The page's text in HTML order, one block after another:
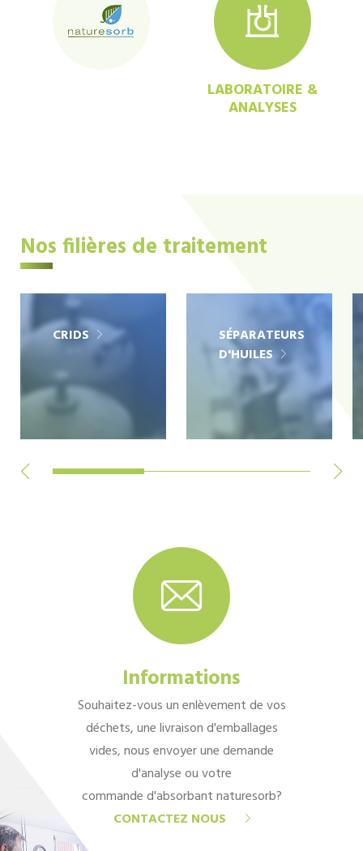
LABORATOIRE &
ANALYSES
Nos filières de traitement
CRIDS
SÉPARATEURS
D'HUILES
Informations
Souhaitez-vous un enlèvement de vos
déchets, une livraison d'emballages
vides, nous envoyer une demande
d'analyse ou votre
commande d'absorbant naturesorb?
CONTACTEZ NOUS